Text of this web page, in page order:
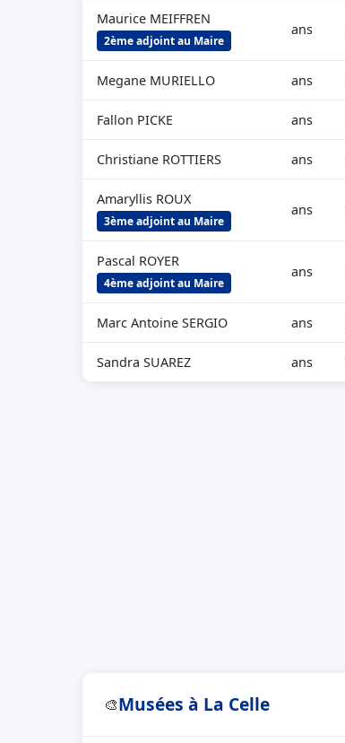
Maurice MEIFFREN
2ème adjoint au Maire
ans
Megane MURIELLO ans
Fallon PICKE ans
Christiane ROTTIERS ans
Amaryllis ROUX
3ème adjoint au Maire
ans
Pascal ROYER
4ème adjoint au Maire
ans
Marc Antoine SERGIO ans
Sandra SUAREZ ans
🎨Musées à La Celle